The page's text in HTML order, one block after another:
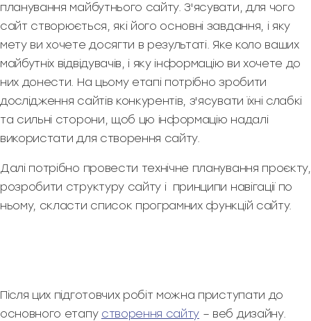
планування майбутнього сайту. З'ясувати, для чого
сайт створюється, які його основні завдання, і яку
мету ви хочете досягти в результаті. Яке коло ваших
майбутніх відвідувачів, і яку інформацію ви хочете до
них донести. На цьому етапі потрібно зробити
дослідження сайтів конкурентів, з'ясувати їхні слабкі
та сильні сторони, щоб цю інформацію надалі
використати для створення сайту.
Далі потрібно провести технічне планування проєкту,
розробити структуру сайту і принципи навігації по
ньому, скласти список програмних функцій сайту.
Після цих підготовчих робіт можна приступати до
основного етапу створення сайту – веб дизайну.